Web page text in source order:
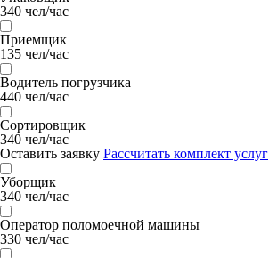
340 чел/час
Приемщик
135 чел/час
Водитель погрузчика
440 чел/час
Сортировщик
340 чел/час
Оставить заявку Рассчитать комплект услуг
Уборщик
340 чел/час
Оператор поломоечной машины
330 чел/час